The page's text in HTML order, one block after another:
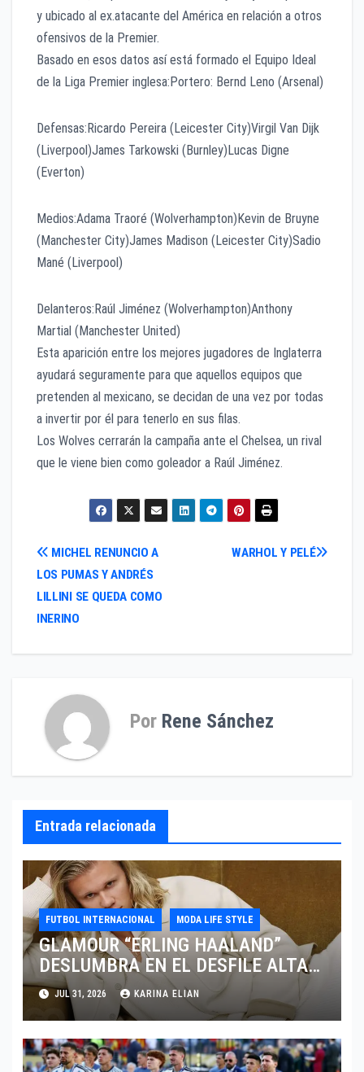
y ubicado al ex.atacante del América en relación a otros
ofensivos de la Premier.
Basado en esos datos así está formado el Equipo Ideal
de la Liga Premier inglesa:Portero: Bernd Leno (Arsenal)
Defensas:Ricardo Pereira (Leicester City)Virgil Van Dijk
(Liverpool)James Tarkowski (Burnley)Lucas Digne
(Everton)
Medios:Adama Traoré (Wolverhampton)Kevin de Bruyne
(Manchester City)James Madison (Leicester City)Sadio
Mané (Liverpool)
Delanteros:Raúl Jiménez (Wolverhampton)Anthony
Martial (Manchester United)
Esta aparición entre los mejores jugadores de Inglaterra
ayudará seguramente para que aquellos equipos que
pretenden al mexicano, se decidan de una vez por todas
a invertir por él para tenerlo en sus filas.
Los Wolves cerrarán la campaña ante el Chelsea, un rival
que le viene bien como goleador a Raúl Jiménez.
Navegación
de
entradas
WARHOL Y PELÉ
MICHEL RENUNCIO A
LOS PUMAS Y ANDRÉS
LILLINI SE QUEDA COMO
INERINO
Por Rene Sánchez
Entrada relacionada
FUTBOL INTERNACIONAL MODA LIFE STYLE
GLAMOUR “ERLING HAALAND”
DESLUMBRA EN EL DESFILE ALTA
SARTORIA DE DOLCE & GABBANA
TRAS EL MUNDIAL 2026
JUL 31, 2026 KARINA ELIAN